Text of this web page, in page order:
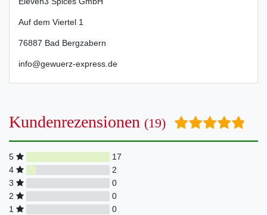
Auf dem Viertel 1
76887 Bad Bergzabern
info@gewuerz-express.de
Kundenrezensionen (19)
5
17
4
2
3
0
2
0
1
0